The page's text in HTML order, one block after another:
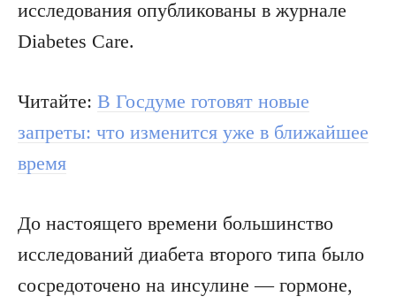
исследования опубликованы в журнале
Diabetes Care.
Читайте: В Госдуме готовят новые
запреты: что изменится уже в ближайшее
время
До настоящего времени большинство
исследований диабета второго типа было
сосредоточено на инсулине — гормоне,